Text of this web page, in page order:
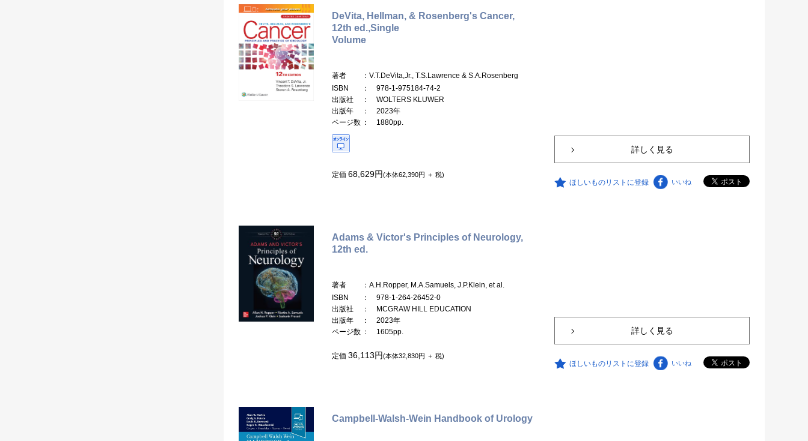
DeVita, Hellman, & Rosenberg's Cancer,
12th ed.,Single
Volume
著者
：V.T.DeVita,Jr., T.S.Lawrence & S.A.Rosenberg
ISBN
： 978-1-975184-74-2
出版社
： WOLTERS KLUWER
出版年
： 2023年
ページ数 ： 1880pp.
定価 68,629円(本体62,390円 ＋ 税)
詳しく見る
ほしいものリストに登録 いいね
Adams & Victor's Principles of Neurology,
12th ed.
著者
：A.H.Ropper, M.A.Samuels, J.P.Klein, et al.
ISBN
： 978-1-264-26452-0
出版社
： MCGRAW HILL EDUCATION
出版年
： 2023年
ページ数 ： 1605pp.
定価 36,113円(本体32,830円 ＋ 税)
詳しく見る
ほしいものリストに登録 いいね
Campbell-Walsh-Wein Handbook of Urology